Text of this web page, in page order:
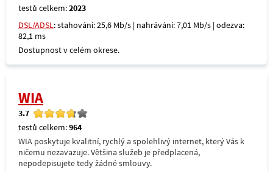
testů celkem:2023
DSL/ADSL: stahování: 25,6 Mb/s | nahrávání: 7,01 Mb/s | odezva:
82,1 ms
Dostupnost v celém okrese.
WIA
3.7
testů celkem:964
WIA poskytuje kvalitní, rychlý a spolehlivý internet, který Vás k
ničemu nezavazuje. Většina služeb je předplacená,
nepodepisujete tedy žádné smlouvy.